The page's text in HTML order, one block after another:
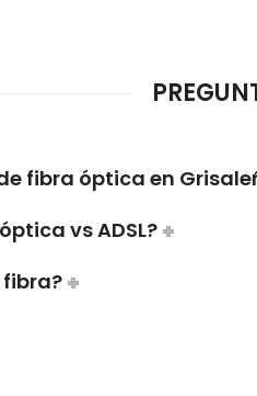
fibra óptica en
vs ADSL?